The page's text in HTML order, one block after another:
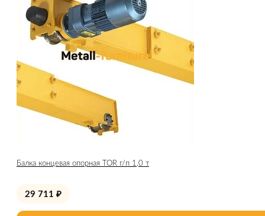
Балка концевая опорная TOR г/п 1,0 т
29 711 ₽